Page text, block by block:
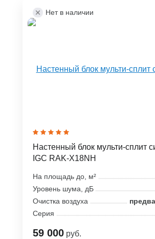
Нет в наличии
Настенный блок мульти-сплит
IGC RAK-X18NH
На площадь до, м²
Уровень шума, дБ
Очистка воздуха
Серия
59 000 руб.